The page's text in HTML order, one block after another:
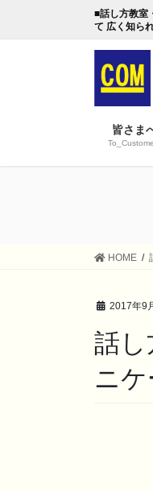
■話し方教室
て 広く知ら
皆さま
HOME
2017年9
話し
ニケ